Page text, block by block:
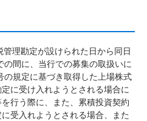
理勘定が設けられた日から同日
間に、当行での募集の取扱いに
規定に基づき取得した上場株式
に受け入れようとされる場合に
行う際に、また、累積投資契約
受入れようとされる場合、また